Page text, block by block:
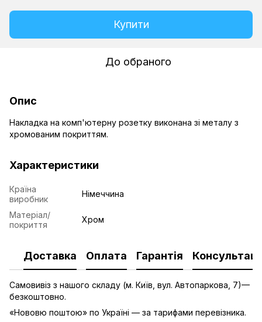
Купити
До обраного
Опис
Накладка на комп'ютерну розетку виконана зі металу з
хромованим покриттям.
Характеристики
Країна
виробник
Німеччина
Матеріал/
покриття
Хром
Доставка Оплата Гарантія
Самовивіз з нашого складу (м. Київ, вул. Автопаркова, 7)—
безкоштовно.
«Нововю поштою» по Україні — за тарифами перевізника.